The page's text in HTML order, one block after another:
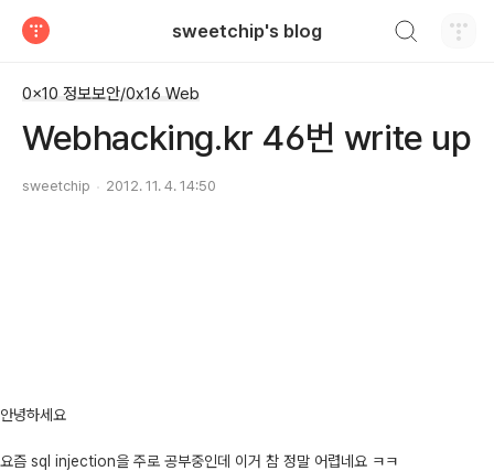
sweetchip's blog
0x10 정보보안/0x16 Web
Webhacking.kr 46번 write up
sweetchip 2012. 11. 4. 14:50
안녕하세요
요즘 sql injection을 주로 공부중인데 이거 참 정말 어렵네요 ㅋㅋ